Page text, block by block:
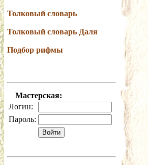
Толковый словарь
Толковый словарь Даля
Подбор рифмы
Мастерская:
Логин:
Пароль: